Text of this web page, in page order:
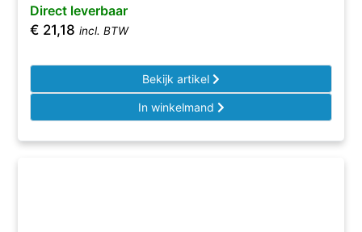
Direct leverbaar
€ 21,18 incl. BTW
Bekijk artikel
In winkelmand